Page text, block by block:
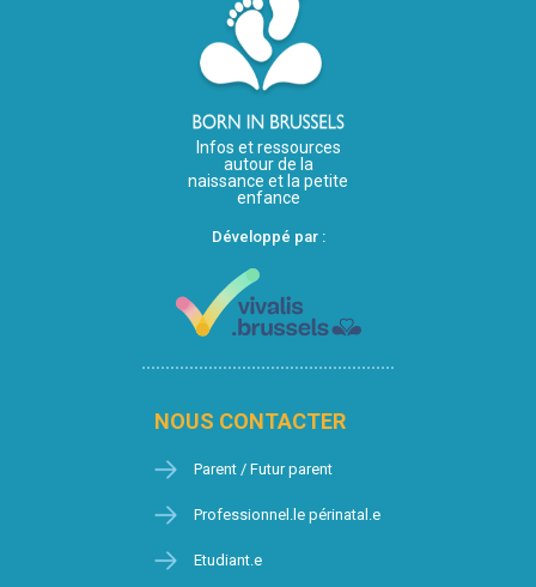
Infos et ressources
autour de la
naissance et la petite
enfance
Développé par :
NOUS CONTACTER
Parent / Futur parent
Professionnel.le périnatal.e
Etudiant.e